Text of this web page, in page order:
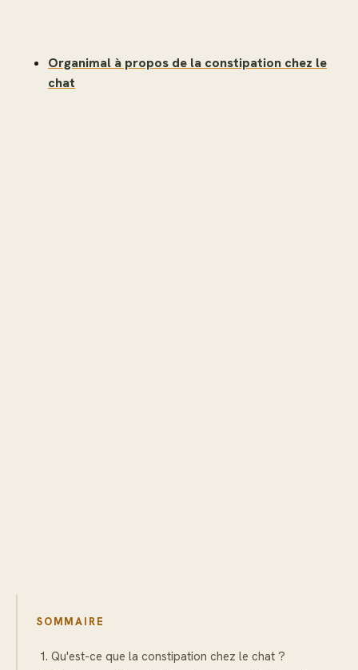
Organimal à propos de la constipation chez le
chat
SOMMAIRE
Qu'est-ce que la constipation chez le chat ?